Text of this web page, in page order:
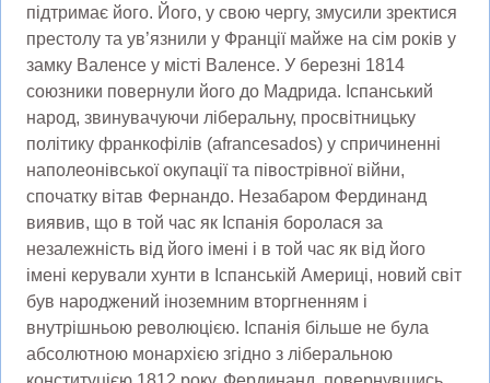
підтримає його. Його, у свою чергу, змусили зректися
престолу та ув’язнили у Франції майже на сім років у
замку Валенсе у місті Валенсе. У березні 1814
союзники повернули його до Мадрида. Іспанський
народ, звинувачуючи ліберальну, просвітницьку
політику франкофілів (afrancesados) у спричиненні
наполеонівської окупації та півострівної війни,
спочатку вітав Фернандо. Незабаром Фердинанд
виявив, що в той час як Іспанія боролася за
незалежність від його імені і в той час як від його
імені керували хунти в Іспанській Америці, новий світ
був народжений іноземним вторгненням і
внутрішньою революцією. Іспанія більше не була
абсолютною монархією згідно з ліберальною